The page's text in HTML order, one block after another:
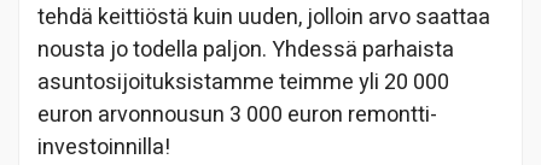
tehdä keittiöstä kuin uuden, jolloin arvo saattaa
nousta jo todella paljon. Yhdessä parhaista
asuntosijoituksistamme teimme yli 20 000
euron arvonnousun 3 000 euron remontti-
investoinnilla!